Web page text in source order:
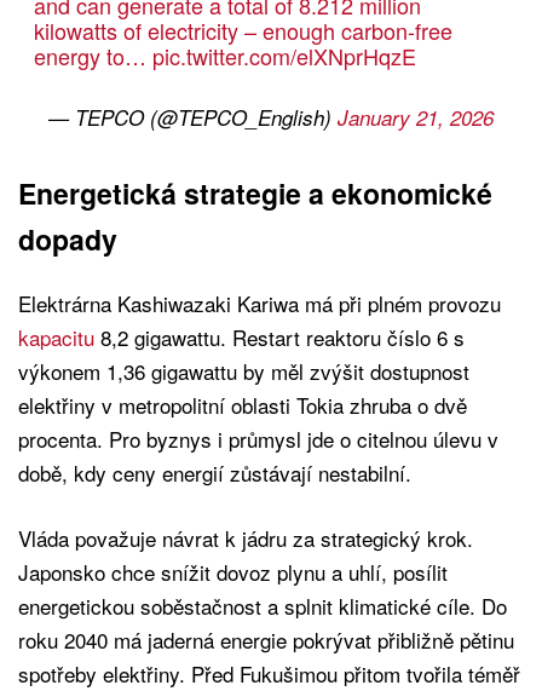
kilowatts of electricity – enough carbon-free
energy to… pic.twitter.com/elXNprHqzE
— TEPCO (@TEPCO_English) January 21, 2026
Energetická strategie a ekonomické
dopady
Elektrárna Kashiwazaki Kariwa má při plném provozu
kapacitu 8,2 gigawattu. Restart reaktoru číslo 6 s
výkonem 1,36 gigawattu by měl zvýšit dostupnost
elektřiny v metropolitní oblasti Tokia zhruba o dvě
procenta. Pro byznys i průmysl jde o citelnou úlevu v
době, kdy ceny energií zůstávají nestabilní.
Vláda považuje návrat k jádru za strategický krok.
Japonsko chce snížit dovoz plynu a uhlí, posílit
energetickou soběstačnost a splnit klimatické cíle. Do
roku 2040 má jaderná energie pokrývat přibližně pětinu
spotřeby elektřiny. Před Fukušimou přitom tvořila téměř